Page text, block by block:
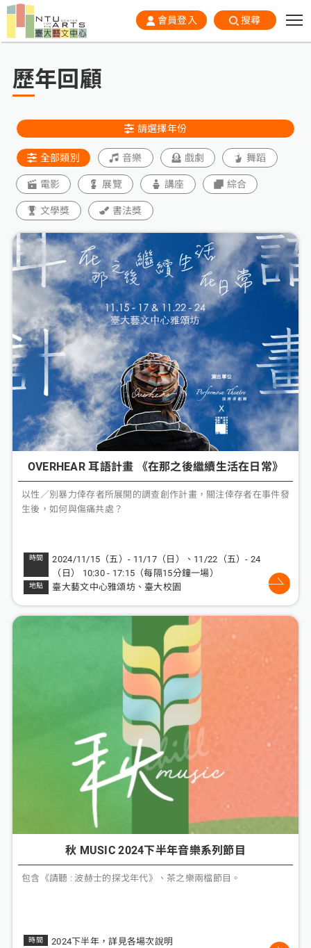
會員登入 搜尋
歷年回顧
請選擇年份
全部類別 音樂 戲劇 舞蹈
電影 展覽 講座 綜合
文學獎 書法獎
OVERHEAR 耳語計畫 《在那之後繼續生活在日常》
以性／別暴力倖存者所展開的調查創作計畫，關注倖存者在事件發
生後，如何與傷痛共處？
2024/11/15（五）- 11/17（日）、11/22（五）- 24
（日） 10:30 - 17:15（每隔15分鐘一場）
臺大藝文中心雅頌坊、臺大校園
秋 MUSIC 2024下半年音樂系列節目
包含《請聽 : 波赫士的探戈年代》、茶之樂兩檔節目。
2024下半年，詳見各場次說明